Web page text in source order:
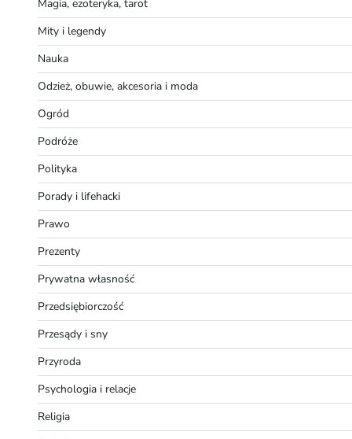
Magia, ezoteryka, tarot
Mity i legendy
Nauka
Odzież, obuwie, akcesoria i moda
Ogród
Podróże
Polityka
Porady i lifehacki
Prawo
Prezenty
Prywatna własność
Przedsiębiorczość
Przesądy i sny
Przyroda
Psychologia i relacje
Religia